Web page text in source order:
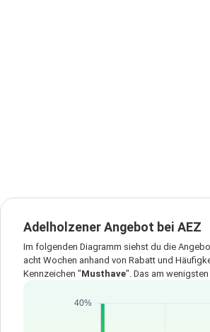
Adelholzener Angebot bei AEZ
Im folgenden Diagramm siehst du die
acht Wochen anhand von Rabatt und
Kennzeichen "Musthave". Das am